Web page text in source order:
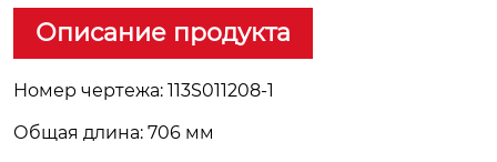
Описание продукта
Номер чертежа: 113S011208-1
Общая длина: 706 мм